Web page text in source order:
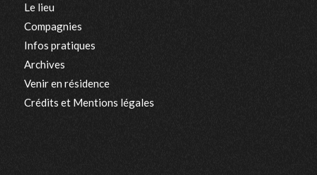
Le lieu
Compagnies
Infos pratiques
Archives
Venir en résidence
Crédits et Mentions légales